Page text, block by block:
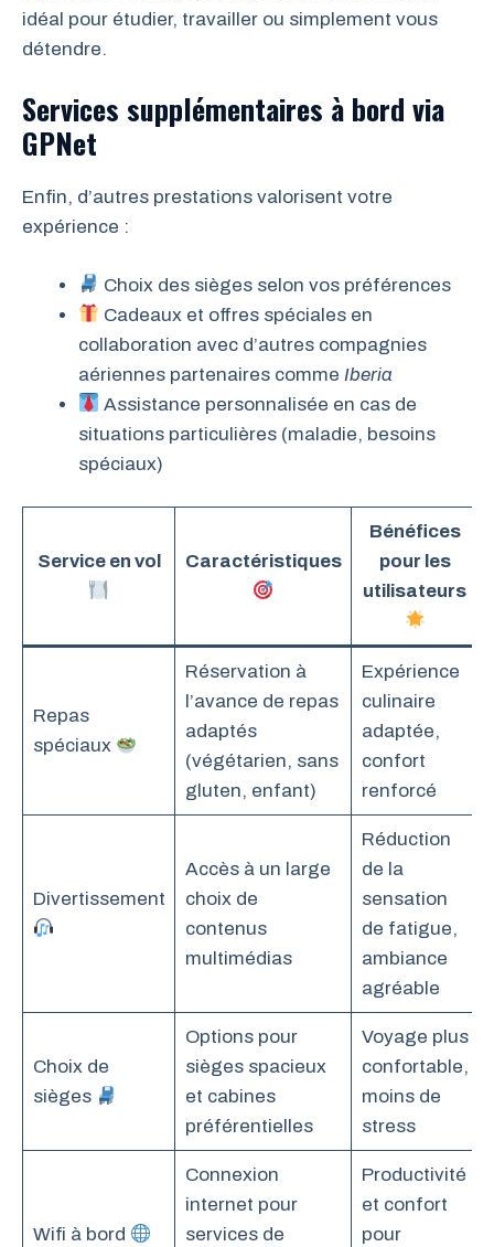
idéal pour étudier, travailler ou simplement vous
détendre.
Services supplémentaires à bord via
GPNet
Enfin, d’autres prestations valorisent votre
expérience :
Choix des sièges selon vos préférences
Cadeaux et offres spéciales en
collaboration avec d’autres compagnies
aériennes partenaires comme Iberia
Assistance personnalisée en cas de
situations particulières (maladie, besoins
spéciaux)
Service en vol Caractéristiques
Bénéfices
pour les
utilisateurs
Repas
spéciaux
Réservation à
l’avance de repas
adaptés
(végétarien, sans
gluten, enfant)
Expérience
culinaire
adaptée,
confort
renforcé
Divertissement
Accès à un large
choix de
contenus
multimédias
Réduction
de la
sensation
de fatigue,
ambiance
agréable
Choix de
sièges
Options pour
sièges spacieux
et cabines
préférentielles
Voyage plus
confortable,
moins de
stress
Wifi à bord
Connexion
internet pour
services de
Productivité
et confort
pour